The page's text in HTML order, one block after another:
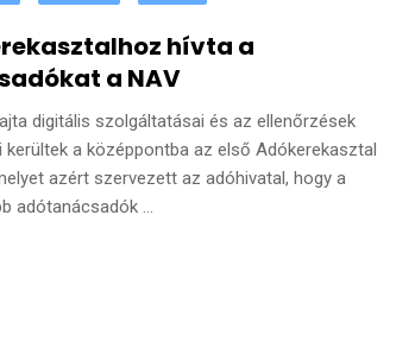
hívta a
a NAV
digitális szolgáltatásai és az ellenőrzések
kerültek a középpontba az első Adókerekasztal
azért szervezett az adóhivatal, hogy a
adótanácsadók ...